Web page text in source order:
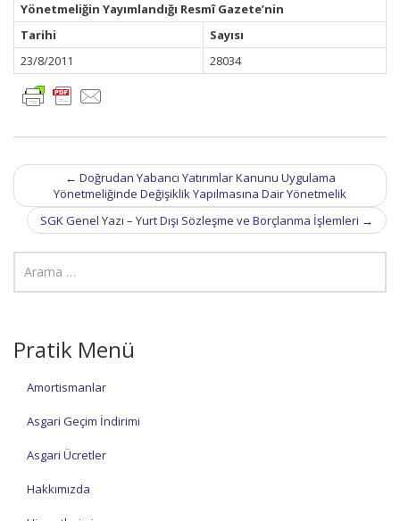
Yönetmeliğin Yayımlandığı Resmî Gazete’nin
Tarihi
Sayısı
23/8/2011
28034
Post
navigation
← Doğrudan Yabancı Yatırımlar Kanunu Uygulama
Yönetmeliğinde Değişiklik Yapılmasına Dair Yönetmelik
SGK Genel Yazı – Yurt Dışı Sözleşme ve Borçlanma İşlemleri →
Pratik Menü
Amortismanlar
Asgari Geçim İndirimi
Asgari Ücretler
Hakkımızda